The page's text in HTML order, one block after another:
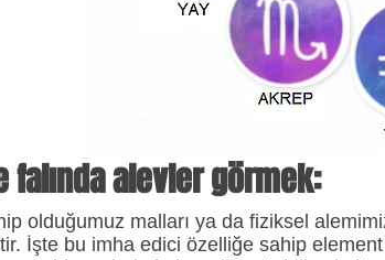
falında alevler görmek:
olduğumuz malları ya da fiziksel
İşte bu imha edici özelliğe sahip